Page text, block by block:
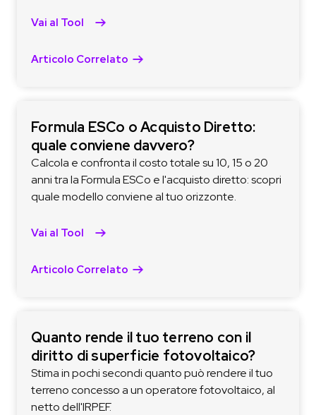
Vai al Tool
Articolo Correlato
Formula ESCo o Acquisto Diretto:
quale conviene davvero?
Calcola e confronta il costo totale su 10, 15 o 20
anni tra la Formula ESCo e l'acquisto diretto: scopri
quale modello conviene al tuo orizzonte.
Vai al Tool
Articolo Correlato
Quanto rende il tuo terreno con il
diritto di superficie fotovoltaico?
Stima in pochi secondi quanto può rendere il tuo
terreno concesso a un operatore fotovoltaico, al
netto dell'IRPEF.